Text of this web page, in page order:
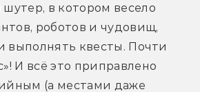
в котором весело
роботов и чудовищ,
выполнять квесты. Почти
И всё это приправлено
(а местами даже